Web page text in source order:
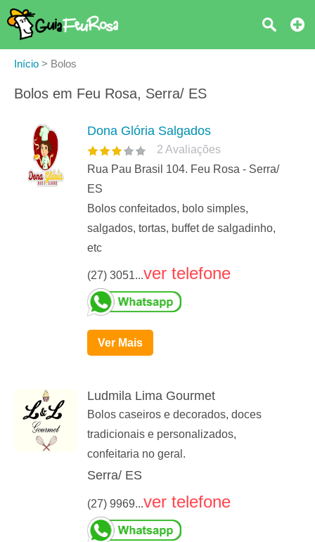
Início > Bolos
Bolos em Feu Rosa, Serra/ ES
Dona Glória Salgados
2 Avaliações
Rua Pau Brasil 104. Feu Rosa - Serra/
ES
Bolos confeitados, bolo simples,
salgados, tortas, buffet de salgadinho,
etc
(27) 3051...ver telefone
Ver Mais
Ludmila Lima Gourmet
Bolos caseiros e decorados, doces
tradicionais e personalizados,
confeitaria no geral.
Serra/ ES
(27) 9969...ver telefone